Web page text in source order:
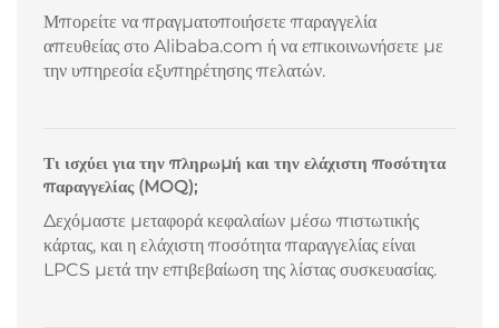
Μπορείτε να πραγματοποιήσετε παραγγελία
απευθείας στο Alibaba.com ή να επικοινωνήσετε με
την υπηρεσία εξυπηρέτησης πελατών.
Τι ισχύει για την πληρωμή και την ελάχιστη ποσότητα
παραγγελίας (MOQ);
Δεχόμαστε μεταφορά κεφαλαίων μέσω πιστωτικής
κάρτας, και η ελάχιστη ποσότητα παραγγελίας είναι
LPCS μετά την επιβεβαίωση της λίστας συσκευασίας.